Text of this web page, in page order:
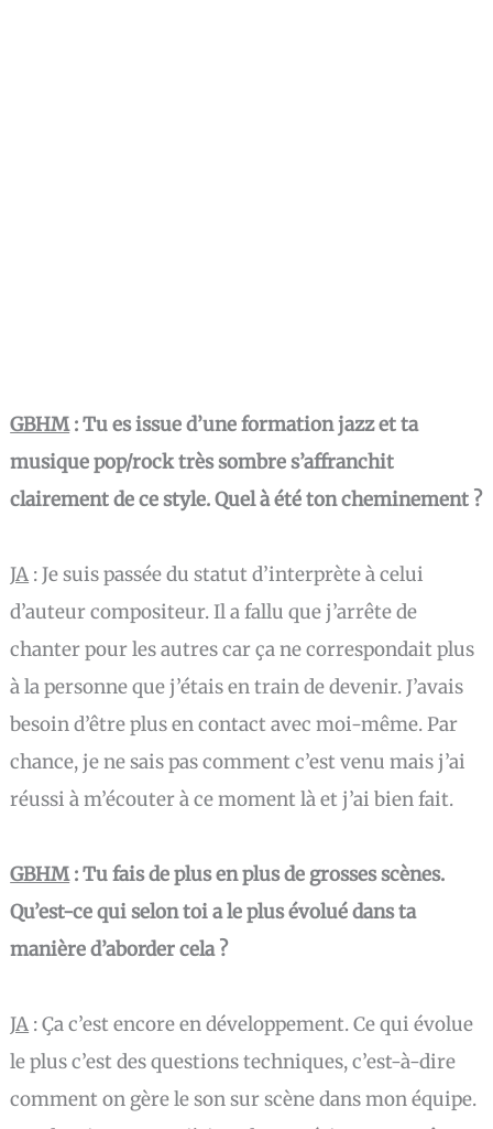
GBHM: Tu es issue d’une formation jazz et ta
musique pop/rock très sombre s’affranchit
clairement de ce style. Quel à été ton cheminement ?
JA : Je suis passée du statut d’interprète à celui
d’auteur compositeur. Il a fallu que j’arrête de
chanter pour les autres car ça ne correspondait plus
à la personne que j’étais en train de devenir. J’avais
besoin d’être plus en contact avec moi-même. Par
chance, je ne sais pas comment c’est venu mais j’ai
réussi à m’écouter à ce moment là et j’ai bien fait.
GBHM: Tu fais de plus en plus de grosses scènes.
Qu’est-ce qui selon toi a le plus évolué dans ta
manière d’aborder cela ?
JA : Ça c’est encore en développement. Ce qui évolue
le plus c’est des questions techniques, c’est-à-dire
comment on gère le son sur scène dans mon équipe.